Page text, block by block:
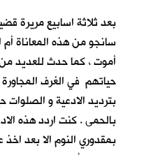
بعد ثلاثة اسابيع مريرة
سانجو من هذه المعاناة
أموت ، كما حدث للعديد من
حياتهم في الغرف
بترديد الادعية و
بالحمى . كنت اردد هذه
بمقدوري النوم الا بعد